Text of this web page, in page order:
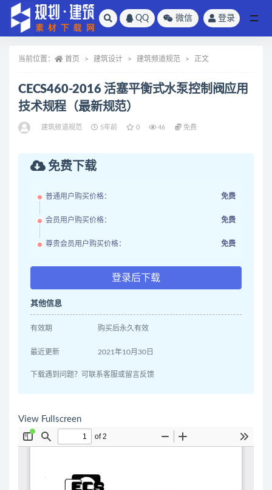
QQ 微信 登录
当前位置： 首页 建筑设计 建筑频道规范 正文
CECS460-2016 活塞平衡式水泵控制阀应用
技术规程（最新规范）
建筑频道规范 5年前 0 46 免费
免费下载
普通用户购买价格： 免费
会员用户购买价格： 免费
尊贵会员用户购买价格： 免费
登录后下载
其他信息
有效期 购买后永久有效
最近更新 2021年10月30日
下载遇到问题？可联系客服或留言反馈
View Fullscreen
全部